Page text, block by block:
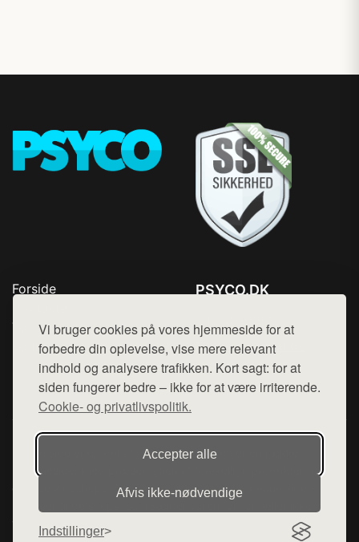
Vi bruger cookies på vores hjemmeside for at
forbedre din oplevelse, vise mere relevant
indhold og analysere trafikken. Kort sagt: for at
siden fungerer bedre – ikke for at være irriterende.
Cookie- og privatlivspolitik.
Accepter alle
Afvis ikke‑nødvendige
Indstillinger
Forside
Top Rabatter
Kontakt
PSYCO.DK
Mail: hej@want.dk
Cookie- og privatlivspolitik
Denne side er en del af want.dk, der udgiver en række
hjemmesider med præsentation af forskellige produkter fra
diverse webshops. Der sælges ikke varer fra denne side - vi
varerne på lager.